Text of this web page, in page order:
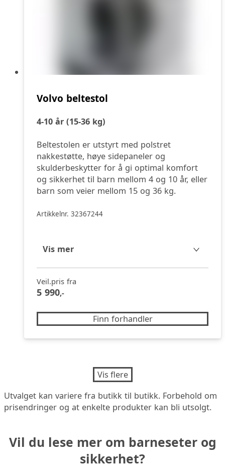
Volvo beltestol
4-10 år (15-36 kg)
Beltestolen er utstyrt med polstret
nakkestøtte, høye sidepaneler og
skulderbeskytter for å gi optimal komfort
og sikkerhet til barn mellom 4 og 10 år, eller
barn som veier mellom 15 og 36 kg.
Artikkelnr. 32367244
Vis mer
Veil.pris fra
5 990,-
Finn forhandler
Vis flere
Utvalget kan variere fra butikk til butikk. Forbehold om
prisendringer og at enkelte produkter kan bli utsolgt.
Vil du lese mer om barneseter og
sikkerhet?